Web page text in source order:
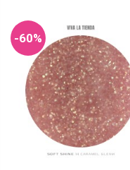
-60%